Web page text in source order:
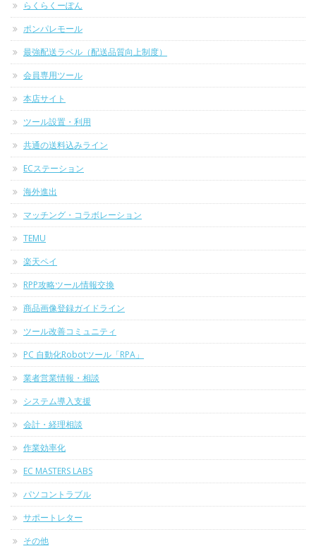
らくらくーぽん
ポンパレモール
最強配送ラベル（配送品質向上制度）
会員専用ツール
本店サイト
ツール設置・利用
共通の送料込みライン
ECステーション
海外進出
マッチング・コラボレーション
TEMU
楽天ペイ
RPP攻略ツール情報交換
商品画像登録ガイドライン
ツール改善コミュニティ
PC 自動化Robotツール「RPA」
業者営業情報・相談
システム導入支援
会計・経理相談
作業効率化
EC MASTERS LABS
パソコントラブル
サポートレター
その他